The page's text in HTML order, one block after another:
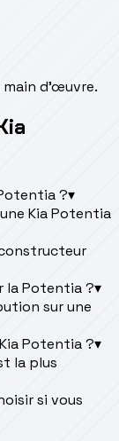
d'œuvre.
?▾
Kia Potentia
la Potentia ?▾
sur une
Potentia ?▾
la plus
si vous